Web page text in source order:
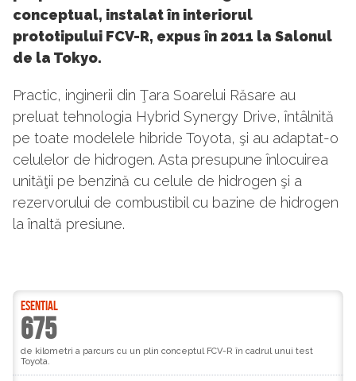
conceptual, instalat în interiorul
prototipului FCV-R, expus în 2011 la Salonul
de la Tokyo.
Practic, inginerii din Ţara Soarelui Răsare au
preluat tehnologia Hybrid Synergy Drive, întâlnită
pe toate modelele hibride Toyota, şi au adaptat-o
celulelor de hidrogen. Asta presupune înlocuirea
unităţii pe benzină cu celule de hidrogen şi a
rezervorului de combustibil cu bazine de hidrogen
la înaltă presiune.
ESENTIAL
675
de kilometri a parcurs cu un plin conceptul FCV-R în cadrul unui test
Toyota.